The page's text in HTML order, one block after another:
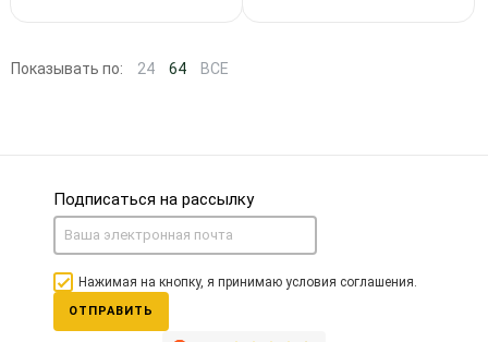
Показывать по: 24 64 ВСЕ
Подписаться на рассылку
Нажимая на кнопку, я принимаю условия соглашения.
ОТПРАВИТЬ